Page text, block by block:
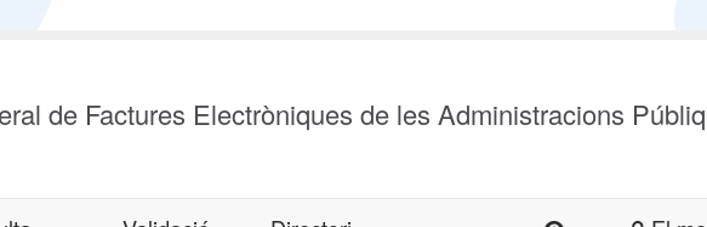
de Factures Electròniques de les Administracions